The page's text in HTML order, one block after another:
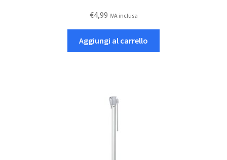
€4,99 IVA inclusa
Aggiungi al carrello